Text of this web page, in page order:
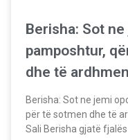
Berisha: Sot
pamposhtur,
dhe të
Berisha: Sot ne jemi
për të sotmen dhe të
Sali Berisha gjatë